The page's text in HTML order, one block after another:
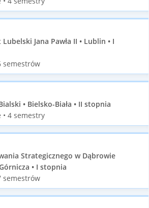
Jana Pawła II • Lublin • I
semestrów
• Bielsko-Biała • II stopnia
4 semestry
Strategicznego w Dąbrowie
• I stopnia
semestrów